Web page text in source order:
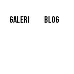
GALERI BLOG